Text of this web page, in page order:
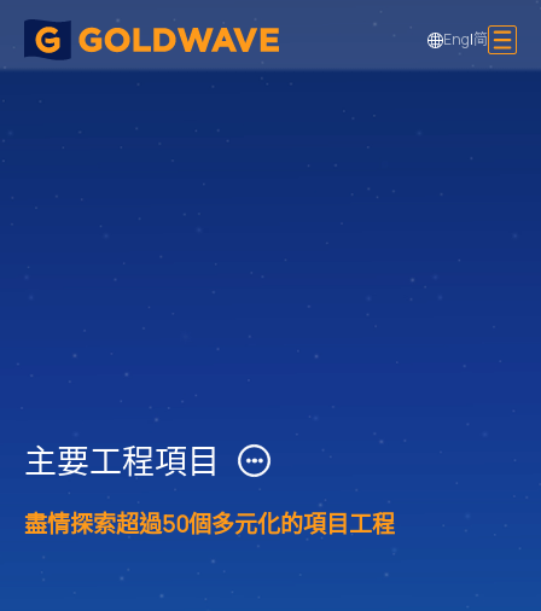
Eng|简
主要工程項目
盡情探索超過50個多元化的項目工程